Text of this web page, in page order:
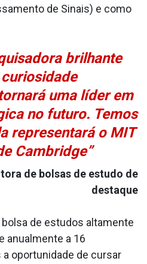
de Sinais) e como
brilhante
uma líder em
no futuro. Temos
representará o MIT
Cambridge”
de bolsas de estudo de
destaque
de estudos altamente
anualmente a 16
oportunidade de cursar